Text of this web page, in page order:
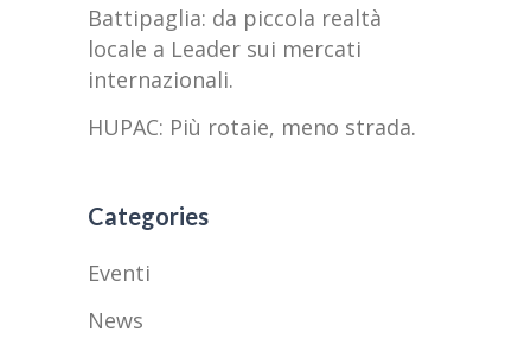
Battipaglia: da piccola realtà
locale a Leader sui mercati
internazionali.
HUPAC: Più rotaie, meno strada.
Categories
Eventi
News